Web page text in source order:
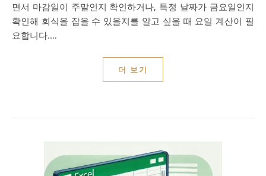
면서 마감일이 주말인지 확인하거나, 특정 날짜가 금요일인지
확인해 회식을 잡을 수 있을지를 알고 싶을 때 요일 계산이 필
요합니다.…
더 보기